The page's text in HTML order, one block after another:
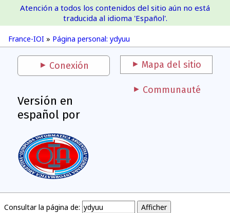
France-IOI
France-IOI » Página personal: ydyuu
Atención a todos los contenidos del sitio aún no está
traducida al idioma 'Español'.
Conexión Mapa del sitio
Versión en
español por
Communauté
Consultar la página de: